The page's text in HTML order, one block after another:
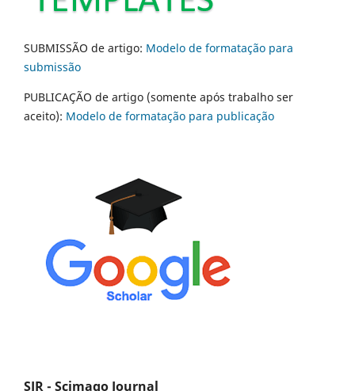
SUBMISSÃO de artigo: Modelo de formatação para
submissão
PUBLICAÇÃO de artigo (somente após trabalho ser
aceito): Modelo de formatação para publicação
SJR - Scimago Journal